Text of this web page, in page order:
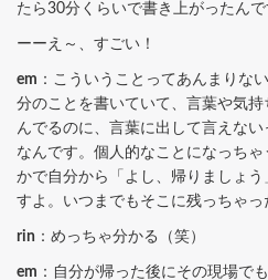
たら30分くらいで書き上がったんで
ーーえ～、すごい！
em ：こういうことってあんまりな
分のことを書いていて、言葉や気
んでるのに、言葉に出して言えな
なんです。個人的なことになっち
かで自分から「よし、帰りましょ
すよ。いつまでもそこに残っちゃっ
rin ：めっちゃ分かる（笑）
em ：自分が帰った後にその現場で